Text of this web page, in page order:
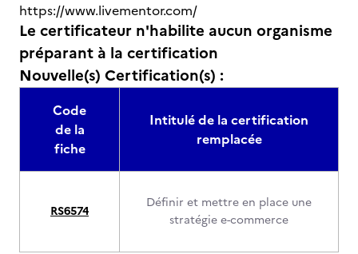
https://www.livementor.com/
Le certificateur n'habilite aucun organisme
préparant à la certification
Nouvelle(s) Certification(s) :
Code
de la
fiche
Intitulé de la certification
remplacée
RS6574
Définir et mettre en place une
stratégie e-commerce